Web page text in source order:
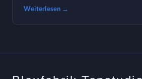
Weiterlesen →